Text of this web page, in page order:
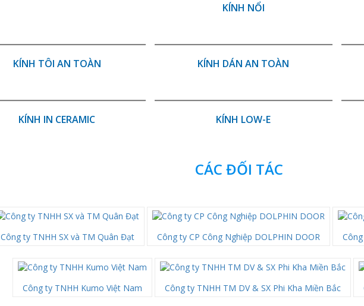
KÍNH NỔI
KÍNH TÔI AN TOÀN KÍNH DÁN AN TOÀN
KÍNH IN CERAMIC KÍNH LOW-E
CÁC ĐỐI TÁC
Công ty TNHH SX và TM Quân Đạt Công ty CP Công Nghiệp DOLPHIN DOOR
Công ty TNHH Kumo Việt Nam Công ty TNHH TM DV & SX Phi Kha Miền Bắc